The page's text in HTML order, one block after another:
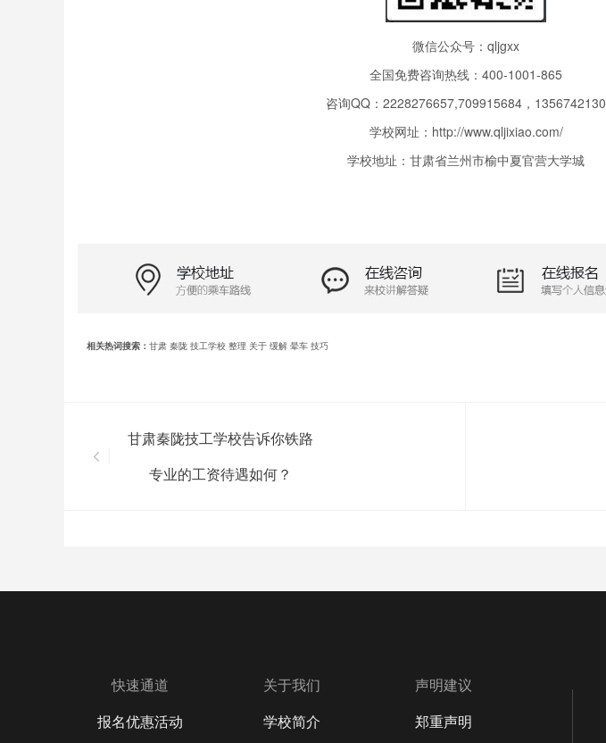
微信公众号：qljgxx
全国免费咨询热线：400-1001-865
咨询QQ：2228276657,709915684，1356742130
学校网址： http://www.qljixiao.com/
学校地址：甘肃省兰州市榆中夏官营大学城
相关热词搜索： 甘肃 秦陇 技工学校 整理 关于 缓解 晕车 技巧
甘肃秦陇技工学校告诉你铁路
专业的工资待遇如何？
快速通道
报名优惠活动
关于我们
学校简介
声明建议
郑重声明